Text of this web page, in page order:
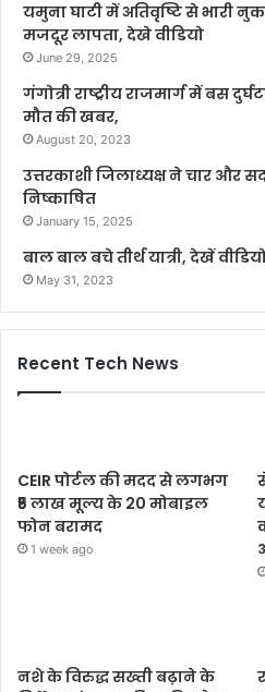
यमुना घाटी में अतिवृष्टि से भारी
मजदूर लापता, देखे वीडियो
June 29, 2025
गंगोत्री राष्ट्रीय राजमार्ग में बस
मौत की खबर,
August 20, 2023
उत्तरकाशी जिलाध्यक्ष ने चार और
निष्काषित
January 15, 2025
बाल बाल बचे तीर्थ यात्री, देखें
May 31, 2023
Recent Tech News
CEIR पोर्टल की मदद से लगभग
₹5 लाख मूल्य के 20 मोबाइल
फोन बरामद
1 week ago
नशे के विरुद्ध सख्ती बढ़ाने के